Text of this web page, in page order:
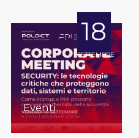
18
SETTEMBRE
Eventi